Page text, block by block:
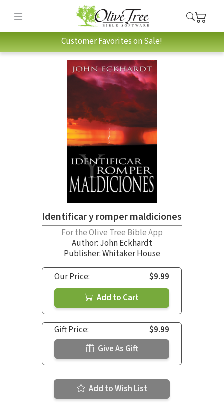
Customer Favorites on Sale!
Identificar y romper maldiciones
For the Olive Tree Bible App
Author: John Eckhardt
Publisher: Whitaker House
Our Price:
$9.99
Add to Cart
Gift Price:
$9.99
Give As Gift
Add to Wish List